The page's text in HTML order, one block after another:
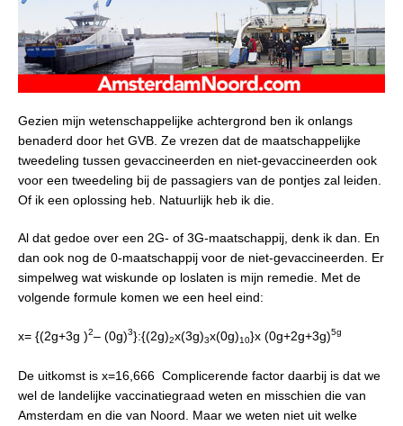
Gezien mijn wetenschappelijke achtergrond ben ik onlangs
benaderd door het GVB. Ze vrezen dat de maatschappelijke
tweedeling tussen gevaccineerden en niet-gevaccineerden ook
voor een tweedeling bij de passagiers van de pontjes zal leiden.
Of ik een oplossing heb. Natuurlijk heb ik die.
Al dat gedoe over een 2G- of 3G-maatschappij, denk ik dan. En
dan ook nog de 0-maatschappij voor de niet-gevaccineerden. Er
simpelweg wat wiskunde op loslaten is mijn remedie. Met de
volgende formule komen we een heel eind:
x= {(2g+3g )2– (0g)3}:{(2g)2x(3g)3x(0g)10}x (0g+2g+3g)5g
De uitkomst is x=16,666 Complicerende factor daarbij is dat we
wel de landelijke vaccinatiegraad weten en misschien die van
Amsterdam en die van Noord. Maar we weten niet uit welke